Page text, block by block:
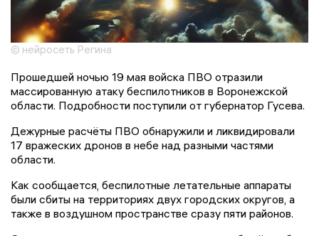
© нейросеть Регина
Прошедшей ночью 19 мая войска ПВО отразили
массированную атаку беспилотников в Воронежской
области. Подробности поступили от губернатор Гусева.
Дежурные расчёты ПВО обнаружили и ликвидировали
17 вражеских дронов в небе над разными частями
области.
Как сообщается, беспилотные летательные аппараты
были сбиты на территориях двух городских округов, а
также в воздушном пространстве сразу пяти районов.